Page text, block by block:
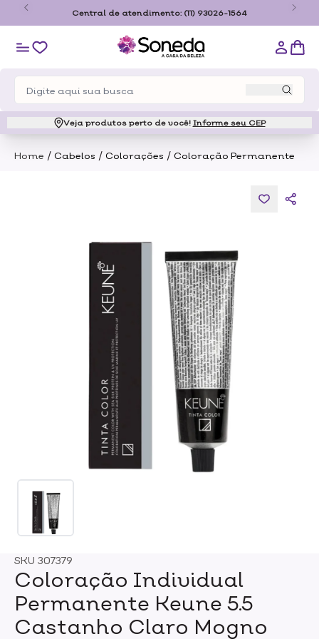
Central de atendimento: (11) 93026-1564
Veja produtos perto de você! Informe seu CEP
Home / Cabelos / Colorações / Coloração Permanente
SKU 307379
Coloração Individual
Permanente Keune 5.5
Castanho Claro Mogno